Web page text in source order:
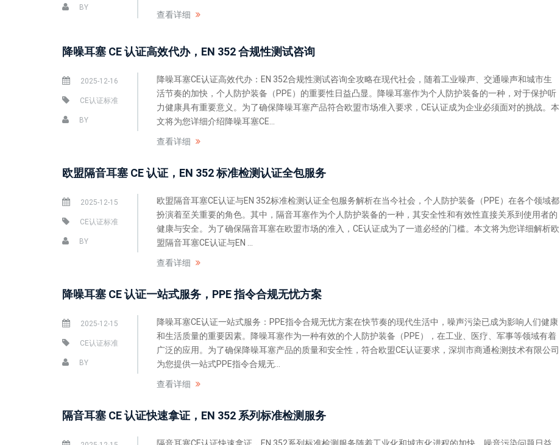
BY
查看详细
降噪耳塞 CE 认证高效代办，EN 352 合规性测试咨询
2025-12-16
CE认证标准
BY
降噪耳塞CE认证高效代办：EN 352合规性测试咨询全攻略在现代社会，随着工业噪声、交通噪声和城市生
活节奏的加快，个人防护装备（PPE）的重要性日益凸显。降噪耳塞作为个人防护装备的一种，对于保护听
力健康具有重要意义。为了确保降噪耳塞产品符合欧盟市场准入要求，CE认证成为企业必须面对的挑战。本
文将为您详细介绍降噪耳塞CE...
查看详细
欧盟隔音耳塞 CE 认证，EN 352 标准检测认证全包服务
2025-12-15
CE认证标准
BY
欧盟隔音耳塞CE认证与EN 352标准检测认证全包服务解析在当今社会，个人防护装备（PPE）在各个领域都
扮演着至关重要的角色。其中，隔音耳塞作为个人防护装备的一种，其安全性和有效性直接关系到使用者的
健康与安全。为了确保隔音耳塞在欧盟市场的准入，CE认证成为了一道必经的门槛。本文将为您详细解析欧
盟隔音耳塞CE认证与EN ...
查看详细
降噪耳塞 CE 认证一站式服务，PPE 指令合规无忧方案
2025-12-15
CE认证标准
BY
降噪耳塞CE认证一站式服务：PPE指令合规无忧方案在快节奏的现代生活中，噪声污染已成为影响人们健康
和生活质量的重要因素。降噪耳塞作为一种有效的个人防护装备（PPE），在工业、医疗、军事等领域有着
广泛的应用。为了确保降噪耳塞产品的质量和安全性，符合欧盟CE认证要求，深圳市商通检测技术有限公司
为您提供一站式PPE指令合规无...
查看详细
隔音耳塞 CE 认证快速拿证，EN 352 系列标准检测服务